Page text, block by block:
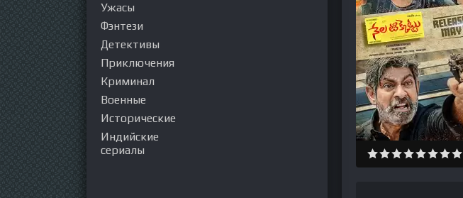
Ужасы
Фэнтези
Детективы
Приключения
Криминал
Военные
Исторические
Индийские
сериалы